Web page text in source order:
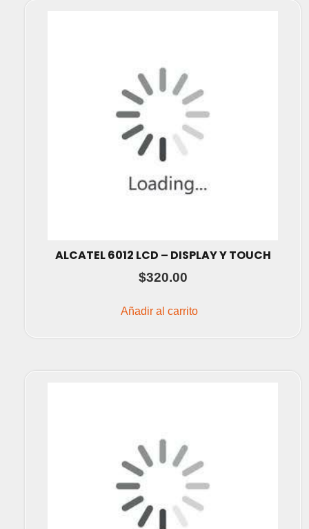
ALCATEL 6012 LCD – DISPLAY Y TOUCH
$320.00
Añadir al carrito